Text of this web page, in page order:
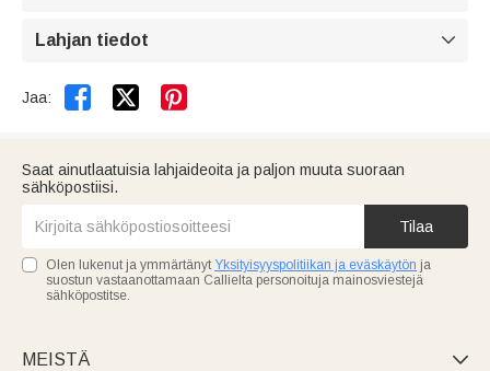
Lahjan tiedot 
Jaa:  
Saat ainutlaatuisia lahjaideoita ja paljon muuta suoraan
sähköpostiisi.
Tilaa
Olen lukenut ja ymmärtänyt Yksityisyyspolitiikan ja eväskäytön ja
suostun vastaanottamaan Callielta personoituja mainosviestejä
sähköpostitse.
MEISTÄ 